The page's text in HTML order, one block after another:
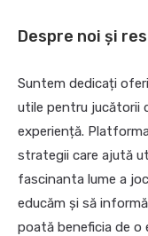
Despre noi și
Suntem dedicați
utile pentru jucătorii
experiență.
strategii care ajută
fascinanta lume a
educăm și să
poată beneficia de o